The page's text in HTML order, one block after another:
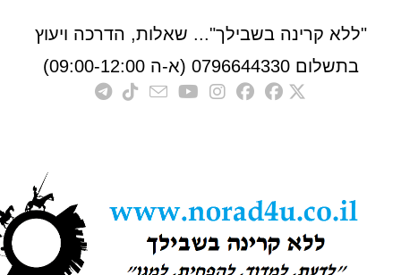
קרינה בשבילך"... שאלות, הדרכה ויעוץ
0796644330 (א-ה 09:00-12:00)